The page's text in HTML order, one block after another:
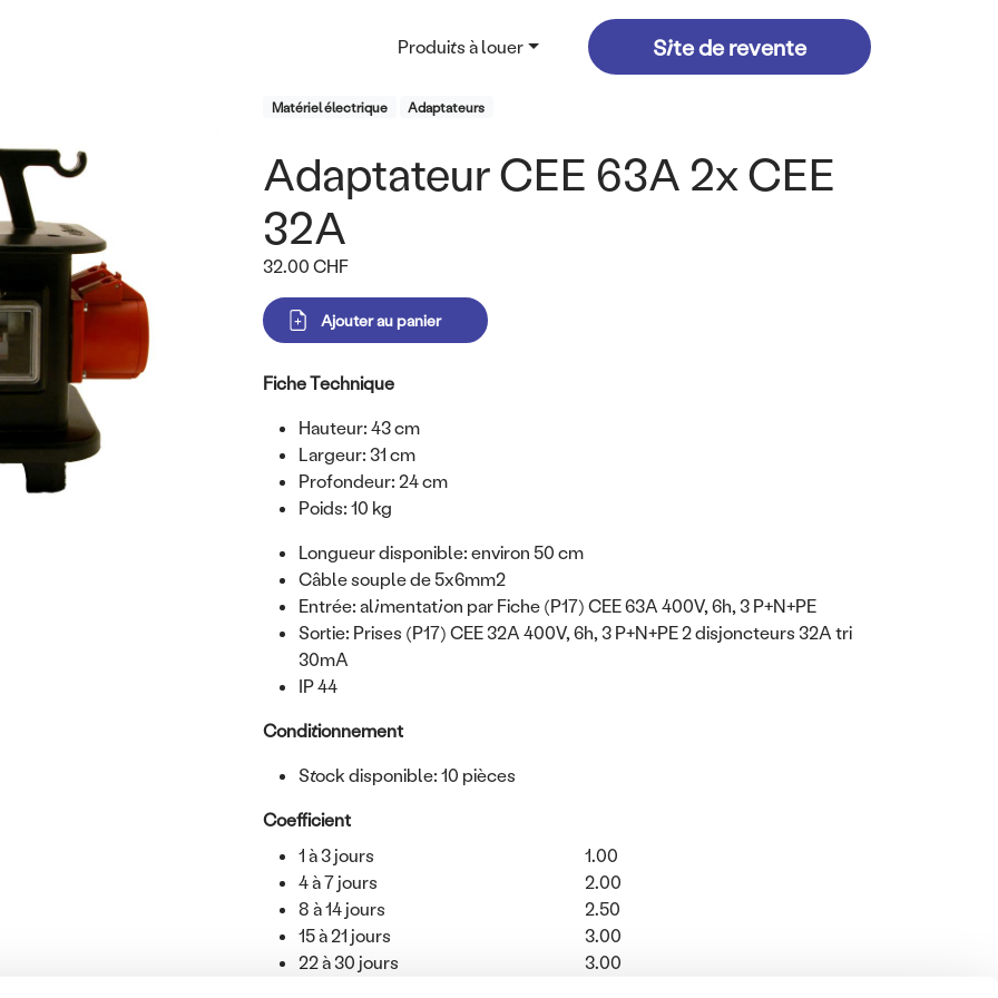
Main navigation header
Produits à louer Site de revente
Product Category
Matériel électrique Adaptateurs
Titre
Adaptateur CEE 63A 2x CEE
32A
Prix
32.00 CHF
Variations
Corps
Fiche Technique
Hauteur: 43 cm
Largeur: 31 cm
Profondeur: 24 cm
Poids: 10 kg
Longueur disponible: environ 50 cm
Câble souple de 5x6mm2
Entrée: alimentation par Fiche (P17) CEE 63A 400V, 6h, 3 P+N+PE
Sortie: Prises (P17) CEE 32A 400V, 6h, 3 P+N+PE 2 disjoncteurs 32A tri
30mA
IP 44
Conditionnement
Stock disponible: 10 pièces
Coefficient
1 à 3 jours
Coefficient Value
1.00
4 à 7 jours
Coefficient Value
2.00
8 à 14 jours
Coefficient Value
2.50
15 à 21 jours
Coefficient Value
3.00
22 à 30 jours
Coefficient Value
3.00